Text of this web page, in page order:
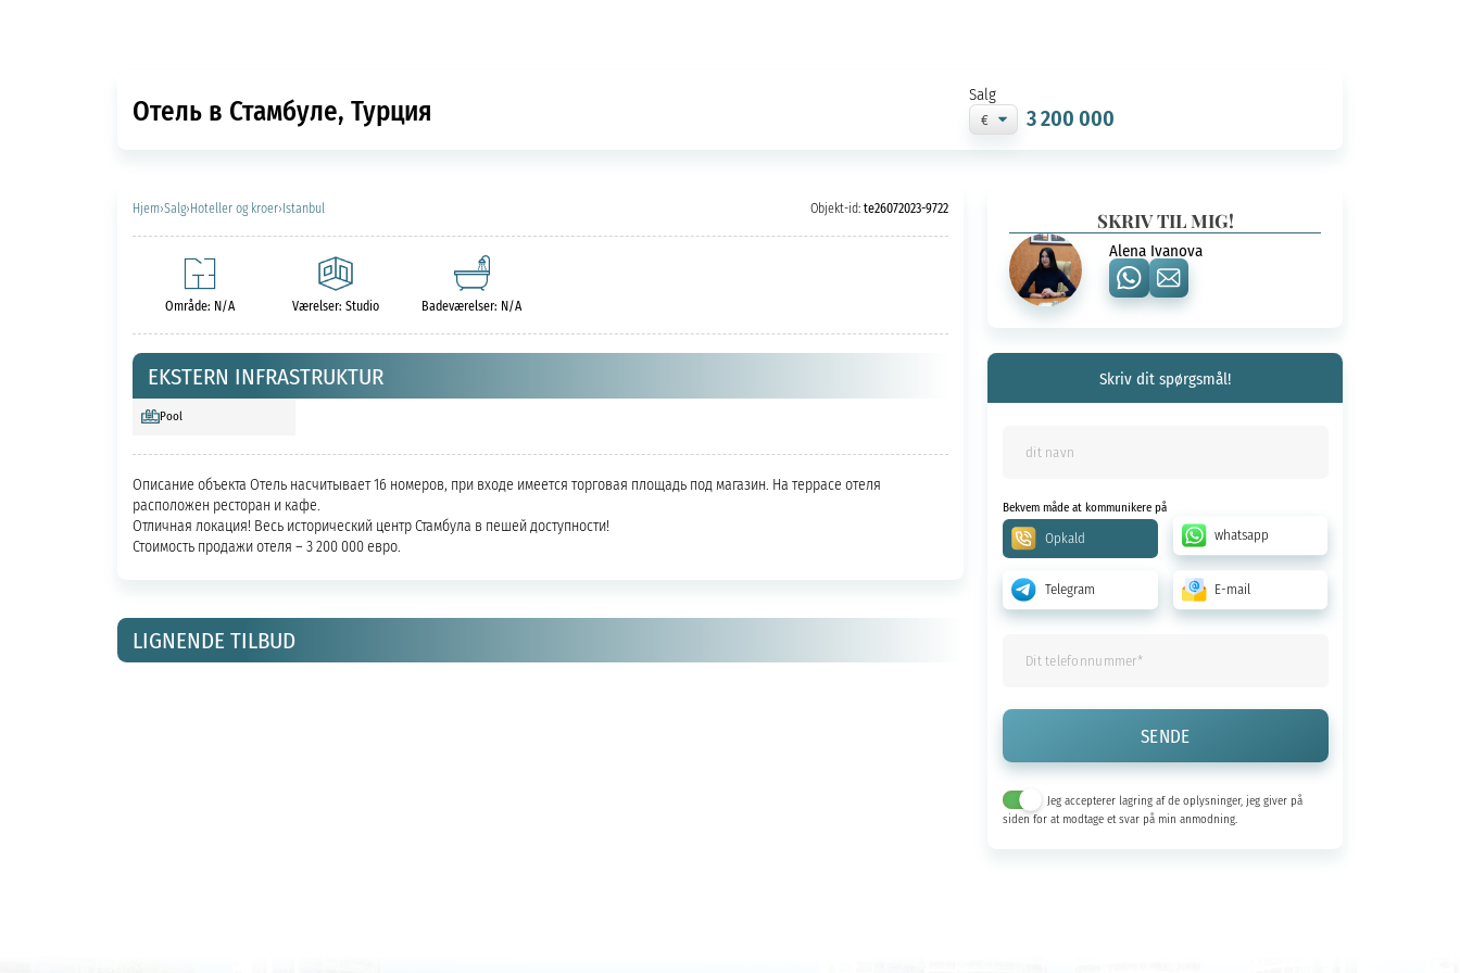
Отель в Стамбуле, Турция Salg
3 200 000
Hjem›Salg›Hoteller og kroer›Istanbul Objekt-id:te26072023-9722
Område: N/A Værelser: Studio Badeværelser: N/A
EKSTERN INFRASTRUKTUR
Pool
Описание объекта Отель насчитывает 16 номеров, при входе имеется торговая площадь под магазин. На террасе отеля
расположен ресторан и кафе.
Отличная локация! Весь исторический центр Стамбула в пешей доступности!
Стоимость продажи отеля – 3 200 000 евро.
LIGNENDE TILBUD
SKRIV TIL MIG!
Alena Ivanova
Skriv dit spørgsmål!
Bekvem måde at kommunikere på
Opkald whatsapp
Telegram E-mail
Jeg accepterer lagring af de oplysninger, jeg giver på
siden for at modtage et svar på min anmodning.